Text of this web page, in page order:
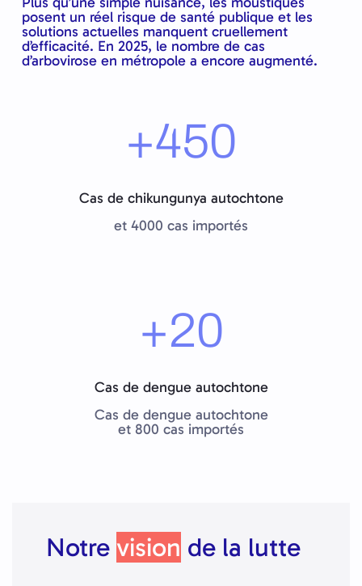
posent un réel risque de santé publique et les
solutions actuelles manquent cruellement
d’efficacité. En 2025, le nombre de cas
d’arbovirose en métropole a encore augmenté.
+450
Cas de chikungunya autochtone
et 4000 cas importés
+20
Cas de dengue autochtone
Cas de dengue autochtone
et 800 cas importés
Notre vision de la lutte